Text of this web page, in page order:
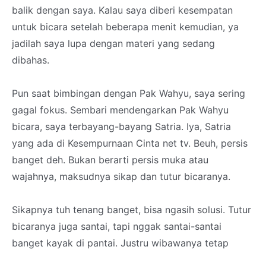
balik dengan saya. Kalau saya diberi kesempatan
untuk bicara setelah beberapa menit kemudian, ya
jadilah saya lupa dengan materi yang sedang
dibahas.
Pun saat bimbingan dengan Pak Wahyu, saya sering
gagal fokus. Sembari mendengarkan Pak Wahyu
bicara, saya terbayang-bayang Satria. Iya, Satria
yang ada di Kesempurnaan Cinta net tv. Beuh, persis
banget deh. Bukan berarti persis muka atau
wajahnya, maksudnya sikap dan tutur bicaranya.
Sikapnya tuh tenang banget, bisa ngasih solusi. Tutur
bicaranya juga santai, tapi nggak santai-santai
banget kayak di pantai. Justru wibawanya tetap